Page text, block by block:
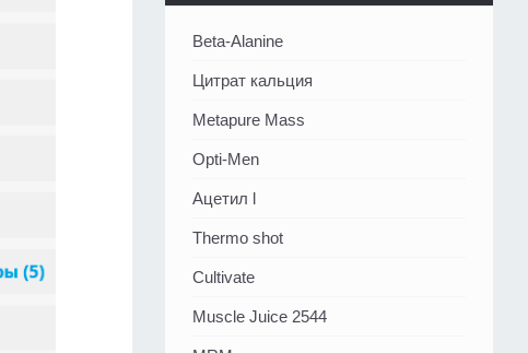
Beta-Alanine
Цитрат кальция
Metapure Mass
Opti-Men
Ацетил l
Thermo shot
Cultivate
Muscle Juice 2544